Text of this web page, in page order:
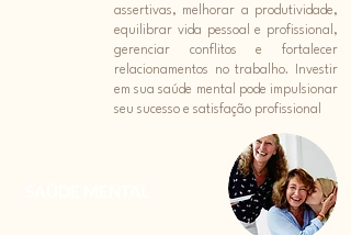
assertivas, melhorar a produtividade,
equilibrar vida pessoal e profissional,
gerenciar conflitos e fortalecer
relacionamentos no trabalho. Investir
em sua saúde mental pode impulsionar
seu sucesso e satisfação profissional